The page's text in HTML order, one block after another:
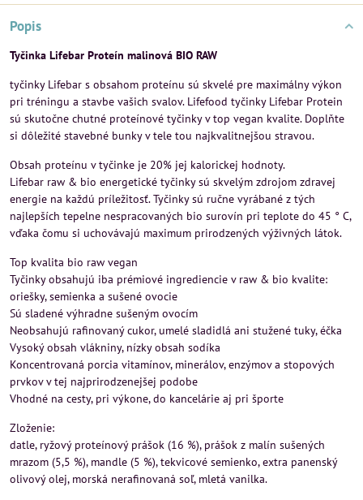
Popis
Tyčinka Lifebar Proteín malinová BIO RAW
tyčinky Lifebar s obsahom proteínu sú skvelé pre maximálny výkon
pri tréningu a stavbe vašich svalov. Lifefood tyčinky Lifebar Protein
sú skutočne chutné proteínové tyčinky v top vegan kvalite. Doplňte
si dôležité stavebné bunky v tele tou najkvalitnejšou stravou.
Obsah proteínu v tyčinke je 20% jej kalorickej hodnoty.
Lifebar raw & bio energetické tyčinky sú skvelým zdrojom zdravej
energie na každú príležitosť. Tyčinky sú ručne vyrábané z tých
najlepších tepelne nespracovaných bio surovín pri teplote do 45 ° C,
vďaka čomu si uchovávajú maximum prirodzených výživných látok.
Top kvalita bio raw vegan
Tyčinky obsahujú iba prémiové ingrediencie v raw & bio kvalite:
oriešky, semienka a sušené ovocie
Sú sladené výhradne sušeným ovocím
Neobsahujú rafinovaný cukor, umelé sladidlá ani stužené tuky, éčka
Vysoký obsah vlákniny, nízky obsah sodíka
Koncentrovaná porcia vitamínov, minerálov, enzýmov a stopových
prvkov v tej najprirodzenejšej podobe
Vhodné na cesty, pri výkone, do kancelárie aj pri športe
Zloženie:
datle, ryžový proteínový prášok (16 %), prášok z malín sušených
mrazom (5,5 %), mandle (5 %), tekvicové semienko, extra panenský
olivový olej, morská nerafinovaná soľ, mletá vanilka.